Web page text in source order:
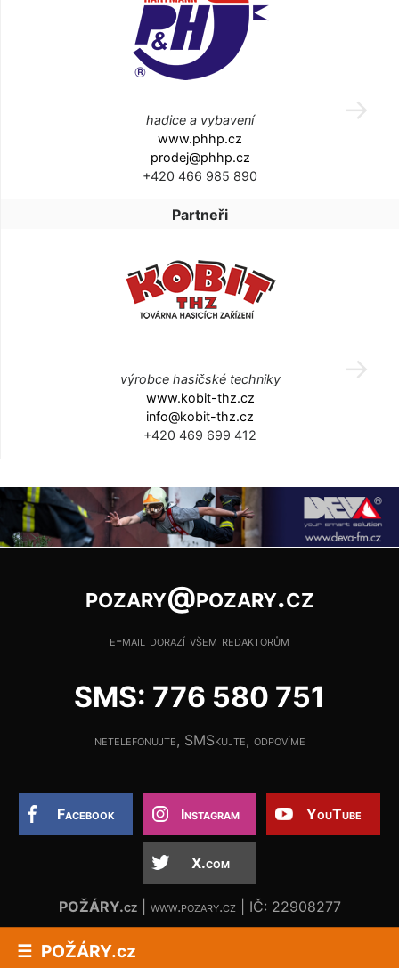
POŽÁRY.cz
hadice a vybavení
www.phhp.cz
prodej@phhp.cz
+420 466 985 890
Partneři
výrobce hasičské techniky
www.kobit-thz.cz
info@kobit-thz.cz
+420 469 699 412
pozary@pozary.cz
e-mail dorazí všem redaktorům
SMS: 776 580 751
netelefonujte, SMSkujte, odpovíme
Facebook Instagram YouTube
X.com
POŽÁRY.cz| www.pozary.cz | IČ: 22908277